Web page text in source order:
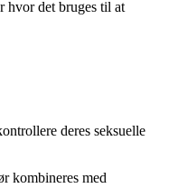
hvor det bruges til at
deres seksuelle
kombineres med